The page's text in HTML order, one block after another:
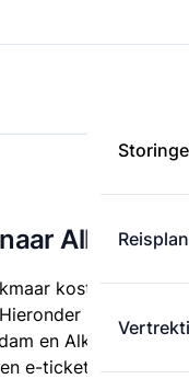
Alkmaar
kost € 29,79
staan alle
en Alkmaar.
e-ticket is altijd